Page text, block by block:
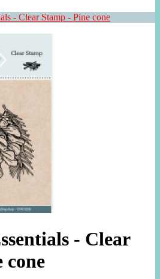
- Clear Stamp - Pine cone
- Clear
cone